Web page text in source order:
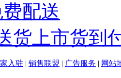
配送
货上市货到
入驻 | 销售联盟 | 广告服务 | 网站